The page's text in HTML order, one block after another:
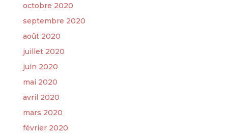
octobre 2020
septembre 2020
août 2020
juillet 2020
juin 2020
mai 2020
avril 2020
mars 2020
février 2020